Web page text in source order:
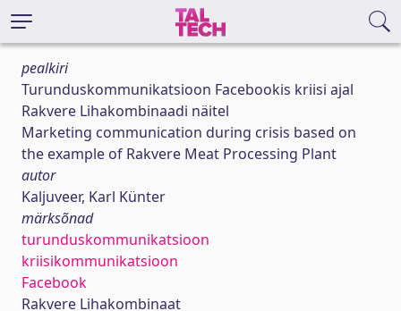
pealkiri
Turunduskommunikatsioon Facebookis kriisi ajal
Rakvere Lihakombinaadi näitel
Marketing communication during crisis based on
the example of Rakvere Meat Processing Plant
autor
Kaljuveer, Karl Künter
märksõnad
turunduskommunikatsioon
kriisikommunikatsioon
Facebook
Rakvere Lihakombinaat